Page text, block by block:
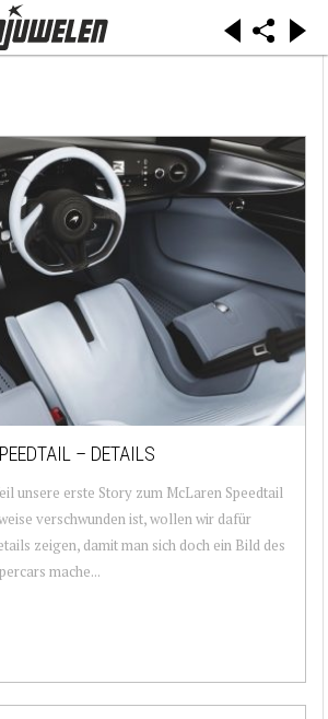
– DETAILS
unsere erste Story zum McLaren Speedtail
verschwunden ist, wollen wir dafür
zeigen, damit man sich doch ein Bild des
mache...